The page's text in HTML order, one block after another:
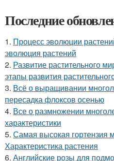
Последние
1. Процесс эволюции
эволюция растений
2. Развитие растительного
этапы развития
3. Всё о выращивании
пересадка флоксов осенью
4. Все о размножении
характеристики
5. Самая высокая гортензия
Характеристика растения
6. Английские розы для